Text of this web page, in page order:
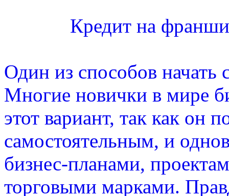
Кредит на
Один из способов
Многие новички в мире
этот вариант, так как он
самостоятельным, и
бизнес-планами,
торговыми марками.